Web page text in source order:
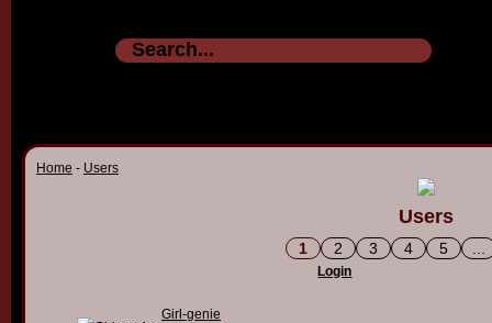
Home - Users
Users
1 2 3 4 5
Login
Girl-genie